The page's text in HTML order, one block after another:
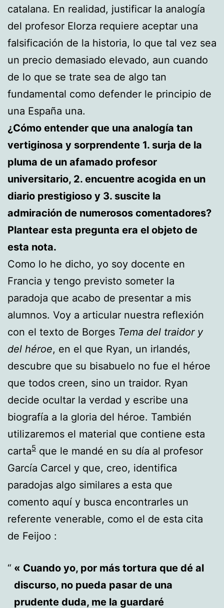
catalana. En realidad, justificar la analogía
del profesor Elorza requiere aceptar una
falsificación de la historia, lo que tal vez sea
un precio demasiado elevado, aun cuando
de lo que se trate sea de algo tan
fundamental como defender le principio de
una España una.
¿Cómo entender que una analogía tan
vertiginosa y sorprendente 1. surja de la
pluma de un afamado profesor
universitario, 2. encuentre acogida en un
diario prestigioso y 3. suscite la
admiración de numerosos comentadores?
Plantear esta pregunta era el objeto de
esta nota.
Como lo he dicho, yo soy docente en
Francia y tengo previsto someter la
paradoja que acabo de presentar a mis
alumnos. Voy a articular nuestra reflexión
con el texto de Borges Tema del traidor y
del héroe, en el que Ryan, un irlandés,
descubre que su bisabuelo no fue el héroe
que todos creen, sino un traidor. Ryan
decide ocultar la verdad y escribe una
biografía a la gloria del héroe. También
utilizaremos el material que contiene esta
carta5 que le mandé en su día al profesor
García Carcel y que, creo, identifica
paradojas algo similares a esta que
comento aquí y busca encontrarles un
referente venerable, como el de esta cita
de Feijoo :
« Cuando yo, por más tortura que dé al
discurso, no pueda pasar de una
prudente duda, me la guardaré